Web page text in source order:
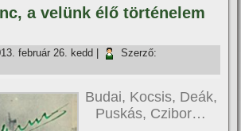
a velünk élő történelem
február 26. kedd
Szerző:
Budai, Kocsis, Deák,
Puskás, Czibor…